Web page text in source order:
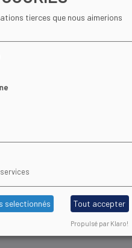
SPORTIVES POUR TOUS
tierces que nous aimerions
selectionnés Tout accepter
Propulsé par Klaro!